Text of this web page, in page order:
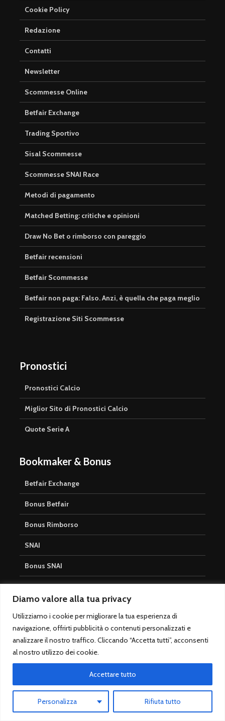
Diamo valore alla tua privacy
Utilizziamo i cookie per migliorare la tua esperienza di
navigazione, offrirti pubblicità o contenuti personalizzati e
analizzare il nostro traffico. Cliccando “Accetta tutti”, acconsenti
al nostro utilizzo dei cookie.
Personalizza Rifiuta tutto
Accettare tutto
Cookie Policy
Redazione
Contatti
Newsletter
Scommesse Online
Betfair Exchange
Trading Sportivo
Sisal Scommesse
Scommesse SNAI Race
Metodi di pagamento
Matched Betting: critiche e opinioni
Draw No Bet o rimborso con pareggio
Betfair recensioni
Betfair Scommesse
Betfair non paga: Falso. Anzi, è quella che paga meglio
Registrazione Siti Scommesse
Pronostici
Pronostici Calcio
Miglior Sito di Pronostici Calcio
Quote Serie A
Bookmaker & Bonus
Betfair Exchange
Bonus Betfair
Bonus Rimborso
SNAI
Bonus SNAI
Betway Bonus
Bonus senza deposito Betflag
Betway Senza Deposito
Nuovo Bonus Scommesse
Totocalcio